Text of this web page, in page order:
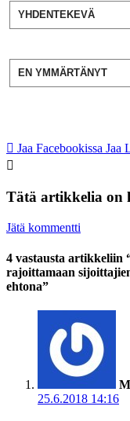
YHDENTEKEVÄ
EN YMMÄRTÄNYT
Jaa Facebookissa Jaa
Tätä artikkelia on
Jätä kommentti
4 vastausta artikkeliin
rajoittamaan
ehtona”
25.6.2018 14:16